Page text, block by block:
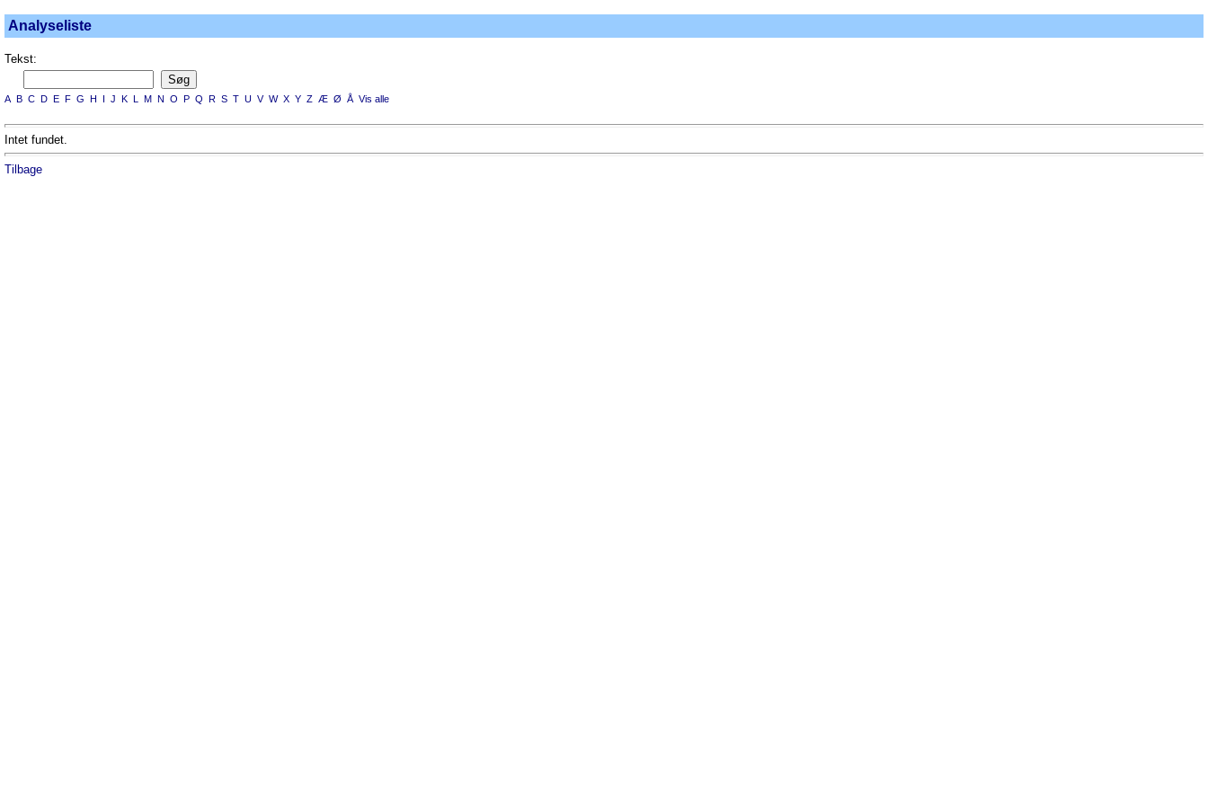
Analyseliste
Tekst:
A B C D E F G H I J K L M N O P Q R S T U V W X Y Z Æ Ø Å Vis alle
Intet fundet.
Tilbage